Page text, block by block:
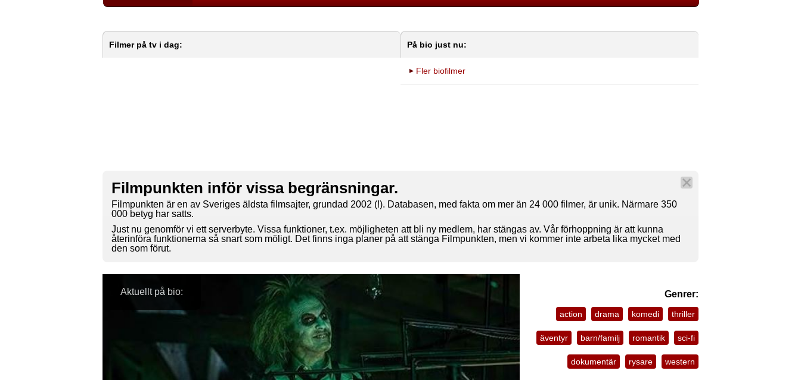
Filmer på tv i dag: På bio just nu:
Fler biofilmer
Filmpunkten inför vissa begränsningar.
Filmpunkten är en av Sveriges äldsta filmsajter, grundad 2002 (!). Databasen, med fakta om mer än 24 000 filmer, är unik. Närmare 350
000 betyg har satts.
Just nu genomför vi ett serverbyte. Vissa funktioner, t.ex. möjligheten att bli ny medlem, har stängas av. Vår förhoppning är att kunna
återinföra funktionerna så snart som möligt. Det finns inga planer på att stänga Filmpunkten, men vi kommer inte arbeta lika mycket med
den som förut.
Aktuellt på bio: Genrer:
action drama komedi thriller
äventyr barn/familj romantik sci-fi
dokumentär rysare western